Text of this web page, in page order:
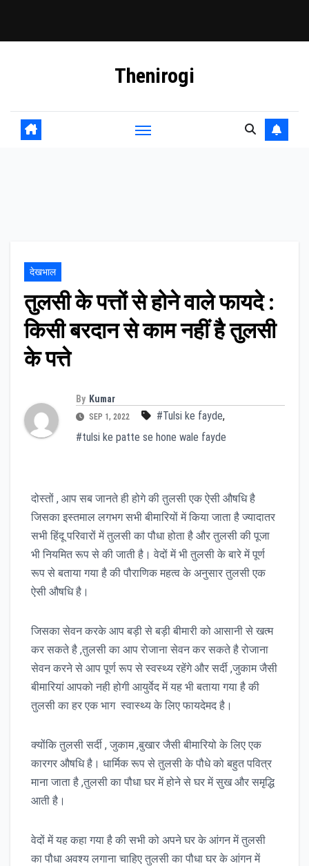
Thenirogi
देखभाल
तुलसी के पत्तों से होने वाले फायदे :
किसी बरदान से काम नहीं है तुलसी
के पत्ते
By Kumar
SEP 1, 2022 #Tulsi ke fayde,
#tulsi ke patte se hone wale fayde
दोस्तों , आप सब जानते ही होगे की तुलसी एक ऐसी औषधि है
जिसका इस्तमाल लगभग सभी बीमारियों में किया जाता है ज्यादातर
सभी हिंदू परिवारों में तुलसी का पौधा होता है और तुलसी की पूजा
भी नियमित रूप से की जाती है। वेदों में भी तुलसी के बारे में पूर्ण
रूप से बताया गया है की पौराणिक महत्व के अनुसार तुलसी एक
ऐसी औषधि है।
जिसका सेवन करके आप बड़ी से बड़ी बीमारी को आसानी से खत्म
कर सकते है ,तुलसी का आप रोजाना सेवन कर सकते है रोजाना
सेवन करने से आप पूर्ण रूप से स्वस्थ्य रहेंगे और सर्दी ,जुकाम जैसी
बीमारियां आपको नही होगी आयुर्वेद में यह भी बताया गया है की
तुलसी का हर एक भाग स्वास्थ्य के लिए फायदेमद है।
क्योंकि तुलसी सर्दी , जुकाम ,बुखार जैसी बीमारियो के लिए एक
कारगर औषधि है। धार्मिक रूप से तुलसी के पौधे को बहुत पवित्र
माना जाता है ,तुलसी का पौधा घर में होने से घर में सुख और समृद्धि
आती है।
वेदों में यह कहा गया है की सभी को अपने घर के आंगन में तुलसी
का पौधा अवश्य लगाना चाहिए तुलसी का पौधा घर के आंगन में